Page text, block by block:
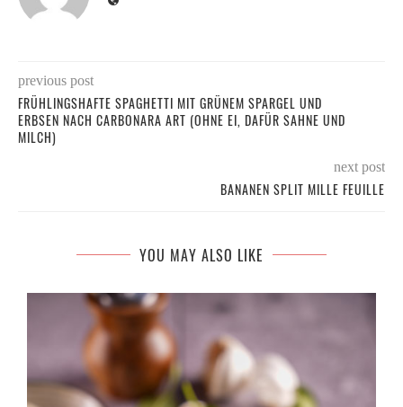
previous post
FRÜHLINGSHAFTE SPAGHETTI MIT GRÜNEM SPARGEL UND
ERBSEN NACH CARBONARA ART (OHNE EI, DAFÜR SAHNE UND
MILCH)
next post
BANANEN SPLIT MILLE FEUILLE
YOU MAY ALSO LIKE